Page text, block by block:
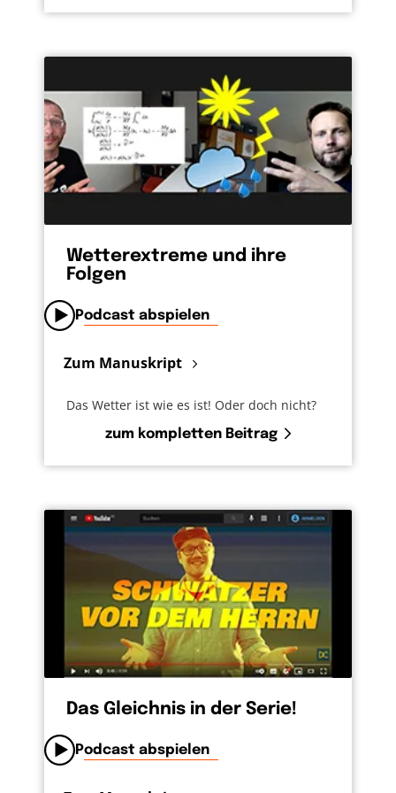
Wetterextreme und ihre
Folgen
Podcast abspielen
Zum Manuskript
Das Wetter ist wie es ist! Oder doch nicht?
zum kompletten Beitrag
Das Gleichnis in der Serie!
Podcast abspielen